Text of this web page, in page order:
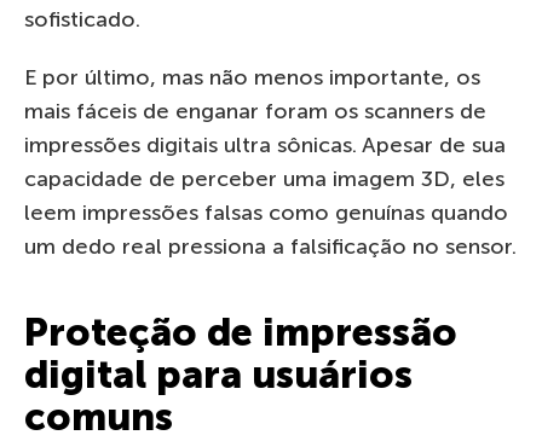
sofisticado.
E por último, mas não menos importante, os
mais fáceis de enganar foram os scanners de
impressões digitais ultra sônicas. Apesar de sua
capacidade de perceber uma imagem 3D, eles
leem impressões falsas como genuínas quando
um dedo real pressiona a falsificação no sensor.
Proteção de impressão
digital para usuários
comuns